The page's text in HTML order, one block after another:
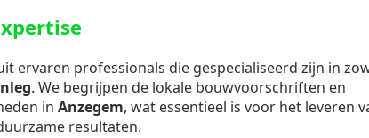
ervaren professionals die gespecialiseerd zijn in
. We begrijpen de lokale bouwvoorschriften en
in Anzegem, wat essentieel is voor het leveren
resultaten.